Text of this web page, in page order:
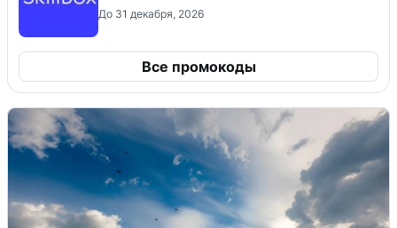
До 31 декабря, 2026
Все промокоды